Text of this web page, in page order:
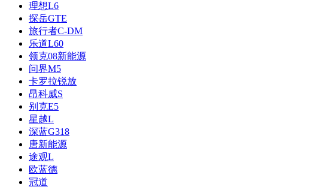
理想L6
探岳GTE
旅行者C-DM
乐道L60
领克08新能源
问界M5
卡罗拉锐放
昂科威S
别克E5
星越L
深蓝G318
唐新能源
途观L
欧蓝德
冠道